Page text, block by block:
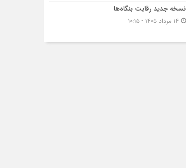
نسخه جدید رقابت‌ بنگاه‌ها